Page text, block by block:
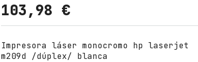
103,98 €
Impresora láser monocromo hp laserjet
m209d /dúplex/ blanca